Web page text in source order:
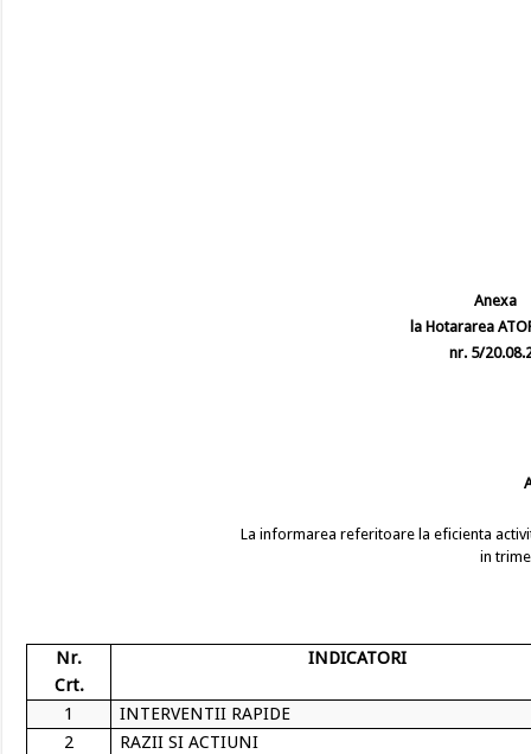
Anexa
la Hotararea ATOP
nr. 5/
La informarea referitoare la eficienta
in
Nr.
Crt.
INDICATORI
1
INTERVENTII RAPIDE
2
RAZII SI ACTIUNI